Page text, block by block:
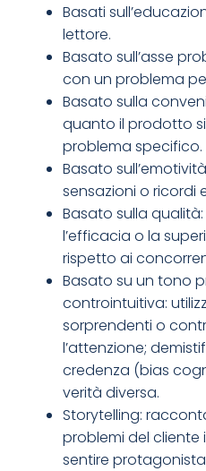
Basati
lettore.
Basato sull’asse
con un problema
Basato sulla
quanto il prodotto
problema specifico.
Basato
sensazioni o
Basato sulla
l’efficacia o la
rispetto ai
Basato su un tono
controintuitiva:
sorprendenti o
l’attenzione;
credenza (bias
verità diversa.
Storytelling:
problemi del
sentire